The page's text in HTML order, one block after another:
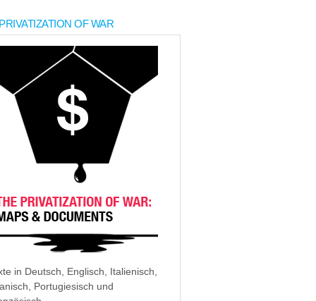
OF WAR
in Deutsch, Englisch, Italienisch,
Portugiesisch und